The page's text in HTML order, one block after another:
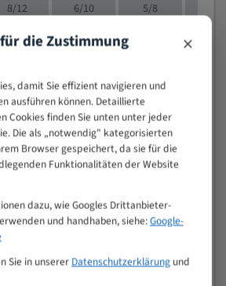
8/12 6/10
5/8
6/10 5/8
6/10
4/5
4/6
4/5
4/5
pro
(ZpZ))
die Zustimmung ×
damit Sie effizient navigieren und
ausführen können. Detaillierte
Cookies finden Sie unten unter jeder
Die als „notwendig" kategorisierten
Browser gespeichert, da sie für die
Funktionalitäten der Website
dazu, wie Googles Drittanbieter-
und handhaben, siehe:Google-
Sie in unserer Datenschutzerklärungund